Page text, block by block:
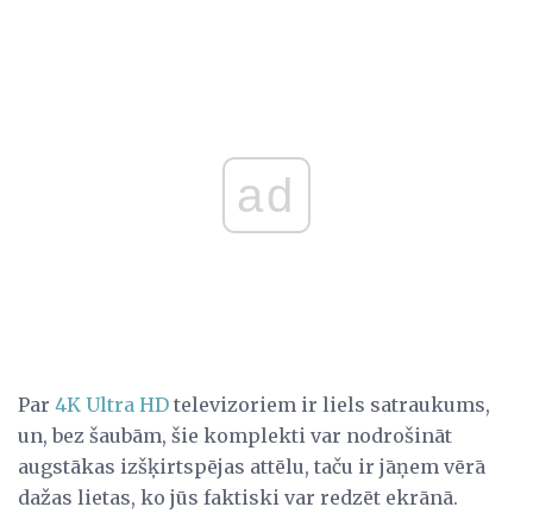
ad
Par 4K Ultra HD televizoriem ir liels satraukums,
un, bez šaubām, šie komplekti var nodrošināt
augstākas izšķirtspējas attēlu, taču ir jāņem vērā
dažas lietas, ko jūs faktiski var redzēt ekrānā.